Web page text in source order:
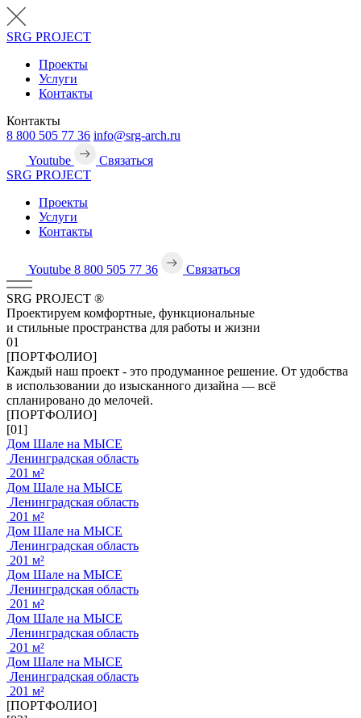
SRG PROJECT
Проекты
Услуги
Контакты
Контакты
8 800 505 77 36 info@srg-arch.ru
Youtube
Связаться
SRG PROJECT
Проекты
Услуги
Контакты
Youtube 8 800 505 77 36 Связаться
SRG PROJECT ®
Проектируем комфортные, функциональные
и стильные пространства для работы и жизни
01
[ПОРТФОЛИО]
Каждый наш проект - это продуманное решение. От удобства
в использовании до изысканного дизайна — всё
спланировано до мелочей.
[ПОРТФОЛИО]
[01]
Дом Шале на МЫСЕ
Ленинградская область
201 м²
Дом Шале на МЫСЕ
Ленинградская область
201 м²
Дом Шале на МЫСЕ
Ленинградская область
201 м²
Дом Шале на МЫСЕ
Ленинградская область
201 м²
Дом Шале на МЫСЕ
Ленинградская область
201 м²
Дом Шале на МЫСЕ
Ленинградская область
201 м²
[ПОРТФОЛИО]